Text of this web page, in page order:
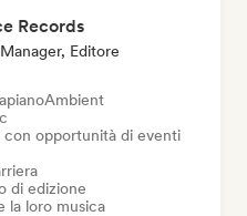
Records
Editore
Ambient
opportunità di eventi
di edizione
la loro musica